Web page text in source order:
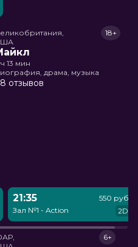
18+
13 мин
драма, музыка
отзывов
21:35
Зал №1 - Action
550 руб.
2D
6+